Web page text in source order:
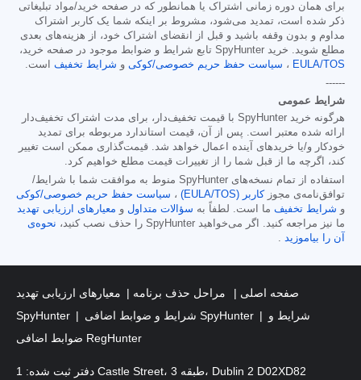
برای همان دوره زمانی اشتراک یا همانطور که در صفحه خرید/مواد تبلیغاتی
ذکر شده است، تمدید می‌شود، مشروط بر اینکه شما یک کاربر اشتراک
مداوم و بدون وقفه باشید و قبل از انقضای اشتراک خود، از هزینه‌های بعدی
مطلع شوید. خرید SpyHunter تابع شرایط و ضوابط موجود در صفحه خرید،
EULA/TOS ، سیاست حفظ حریم خصوصی/کوکی و شرایط تخفیف است.
------
شرایط عمومی
هرگونه خرید SpyHunter با قیمت تخفیف‌دار، برای مدت اشتراک تخفیف‌دار
ارائه شده معتبر است. پس از آن، قیمت استاندارد مربوطه برای تمدید
خودکار و/یا خریدهای آینده اعمال خواهد شد. قیمت‌گذاری ممکن است تغییر
کند، اگرچه ما از قبل شما را از تغییرات قیمت مطلع خواهیم کرد.
استفاده از تمام نسخه‌های SpyHunter منوط به موافقت شما با شرایط/
توافق‌نامه‌ی مجوز کاربر (EULA/TOS) ، سیاست حفظ حریم خصوصی/کوکی
و شرایط تخفیف ما است. لطفاً به سؤالات متداول و معیارهای ارزیابی تهدید
ما نیز مراجعه کنید. اگر می‌خواهید SpyHunter را حذف نصب کنید،
نحوه‌ی
آن را بیاموزید .
صفحه اصلی مراحل حذف برنامه
معیارهای ارزیابی تهدید
SpyHunter
شرایط و ضوابط اضافی SpyHunter
شرایط و
ضوابط اضافی RegHunter
دفتر ثبت شده: 1 Castle Street، طبقه 3، Dublin 2 D02XD82